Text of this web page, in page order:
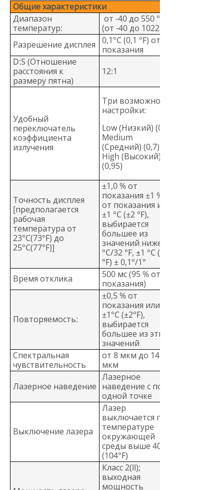
Общие характеристики
Диапазон
температур:
от -40 до 550 °C
(от -40 до 1022 ° F)
Разрешение дисплея
0,1°C (0,1 °F) от
показания
D:S (Отношение
расстояния к
размеру пятна)
12:1
Удобный
переключатель
коэффициента
излучения
Три возможности
настройки:
Low (Низкий) (0,3),
Medium
(Средний) (0,7).
High (Высокий)
(0,95)
Точность дисплея
[предполагается
рабочая
температура от
23°C(73°F) до
25°C(77°F)]
±1,0 % от
показания ±1 %
от показания или
±1 °C (±2 °F),
выбирается
большее из
значений ниже 0
°C/32 °F, ±1 °C (±2
°F) ± 0,1°/1°
Время отклика
500 мс (95 % от
показания)
Повторяемость:
±0,5 % от
показания или
±1°C (±2°F),
выбирается
большее из этих
значений
Спектральная
чувствительность
от 8 мкм до 14
мкм
Лазерное наведение
Лазерное
наведение с по
одной точке
Выключение лазера
Лазер
выключается при
температуре
окружающей
среды выше 40°C
(104°F)
Класс 2(II);
выходная
мощность